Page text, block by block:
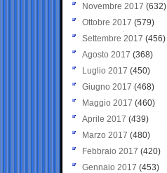
Novembre 2017 (632)
Ottobre 2017 (579)
Settembre 2017 (456)
Agosto 2017 (368)
Luglio 2017 (450)
Giugno 2017 (468)
Maggio 2017 (460)
Aprile 2017 (439)
Marzo 2017 (480)
Febbraio 2017 (420)
Gennaio 2017 (453)